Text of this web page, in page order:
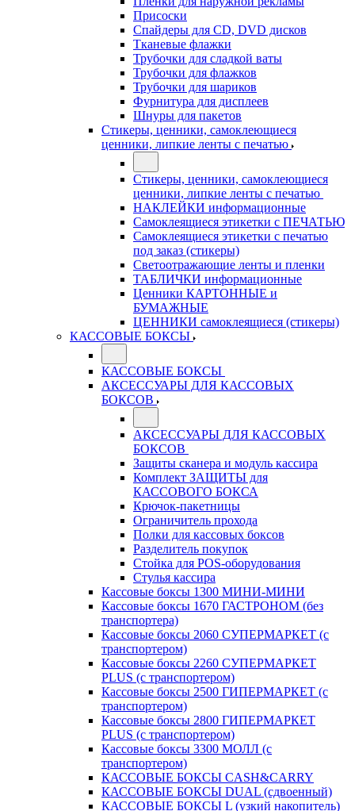
Присоски
Спайдеры для CD, DVD дисков
Тканевые флажки
Трубочки для сладкой ваты
Трубочки для флажков
Трубочки для шариков
Фурнитура для дисплеев
Шнуры для пакетов
Стикеры, ценники, самоклеющиеся
ценники, липкие ленты с печатью
Стикеры, ценники, самоклеющиеся
ценники, липкие ленты с печатью
НАКЛЕЙКИ информационные
Самоклеящиеся этикетки с ПЕЧАТЬЮ
Самоклеящиеся этикетки с печатью
под заказ (стикеры)
Светоотражающие ленты и пленки
ТАБЛИЧКИ информационные
Ценники КАРТОННЫЕ и
БУМАЖНЫЕ
ЦЕННИКИ самоклеящиеся (стикеры)
КАССОВЫЕ БОКСЫ
КАССОВЫЕ БОКСЫ
АКСЕССУАРЫ ДЛЯ КАССОВЫХ
БОКСОВ
АКСЕССУАРЫ ДЛЯ КАССОВЫХ
БОКСОВ
Защиты сканера и модуль кассира
Комплект ЗАЩИТЫ для
КАССОВОГО БОКСА
Крючок-пакетницы
Ограничитель прохода
Полки для кассовых боксов
Разделитель покупок
Стойка для POS-оборудования
Стулья кассира
Кассовые боксы 1300 МИНИ-МИНИ
Кассовые боксы 1670 ГАСТРОНОМ (без
транспортера)
Кассовые боксы 2060 СУПЕРМАРКЕТ (с
транспортером)
Кассовые боксы 2260 СУПЕРМАРКЕТ
PLUS (с транспортером)
Кассовые боксы 2500 ГИПЕРМАРКЕТ (с
транспортером)
Кассовые боксы 2800 ГИПЕРМАРКЕТ
PLUS (с транспортером)
Кассовые боксы 3300 МОЛЛ (с
транспортером)
КАССОВЫЕ БОКСЫ CASH&CARRY
КАССОВЫЕ БОКСЫ DUAL (сдвоенный)
КАССОВЫЕ БОКСЫ L (узкий накопитель)